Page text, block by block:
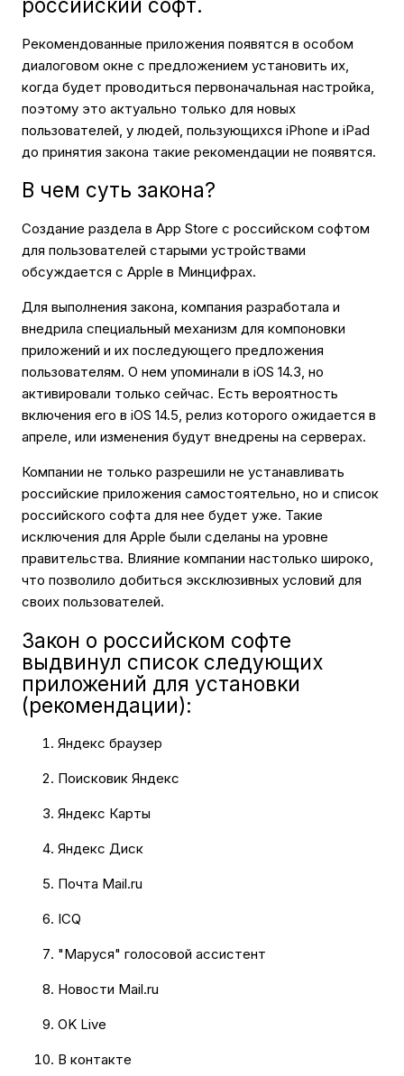
российский софт.
Рекомендованные приложения появятся в особом
диалоговом окне с предложением установить их,
когда будет проводиться первоначальная настройка,
поэтому это актуально только для новых
пользователей, у людей, пользующихся iPhone и iPad
до принятия закона такие рекомендации не появятся.
В чем суть закона?
Создание раздела в App Store с российском софтом
для пользователей старыми устройствами
обсуждается с Apple в Минцифрах.
Для выполнения закона, компания разработала и
внедрила специальный механизм для компоновки
приложений и их последующего предложения
пользователям. О нем упоминали в iOS 14.3, но
активировали только сейчас. Есть вероятность
включения его в iOS 14.5, релиз которого ожидается в
апреле, или изменения будут внедрены на серверах.
Компании не только разрешили не устанавливать
российские приложения самостоятельно, но и список
российского софта для нее будет уже. Такие
исключения для Apple были сделаны на уровне
правительства. Влияние компании настолько широко,
что позволило добиться эксклюзивных условий для
своих пользователей.
Закон о российском софте
выдвинул список следующих
приложений для установки
(рекомендации):
Яндекс браузер
Поисковик Яндекс
Яндекс Карты
Яндекс Диск
Почта Mail.ru
ICQ
"Маруся" голосовой ассистент
Новости Mail.ru
OK Live
В контакте